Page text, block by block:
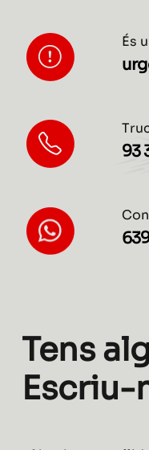
És
93
Tens
Escriu-